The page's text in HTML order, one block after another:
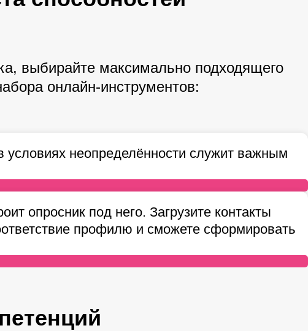
выбирайте максимально подходящего
онлайн-инструментов:
условиях неопределённости служит важным
опросник под него. Загрузите контакты
профилю и сможете сформировать